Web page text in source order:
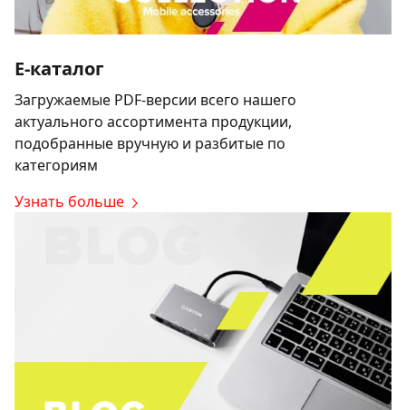
E-каталог
Загружаемые PDF-версии всего нашего
актуального ассортимента продукции,
подобранные вручную и разбитые по
категориям
Узнать больше